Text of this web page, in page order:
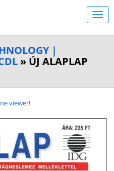
|
» ÚJ ALAPLAP
viewer!